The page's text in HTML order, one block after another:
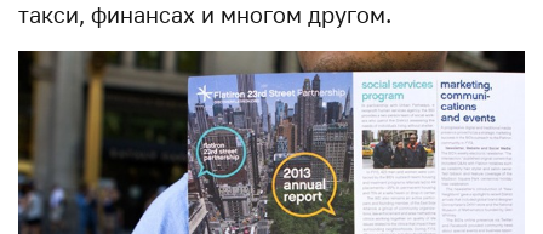
такси, финансах и многом другом.